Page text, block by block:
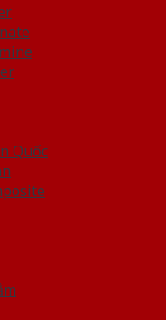
Quốc